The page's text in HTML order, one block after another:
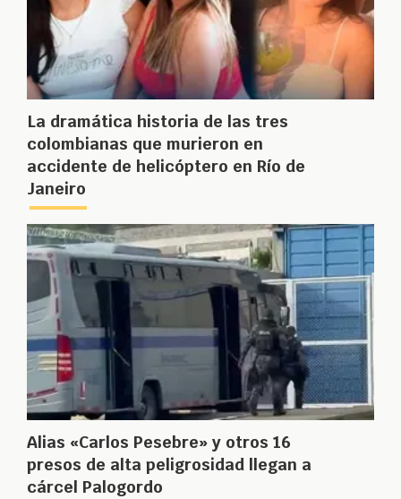
La dramática historia de las tres
colombianas que murieron en
accidente de helicóptero en Río de
Janeiro
Alias «Carlos Pesebre» y otros 16
presos de alta peligrosidad llegan a
cárcel Palogordo